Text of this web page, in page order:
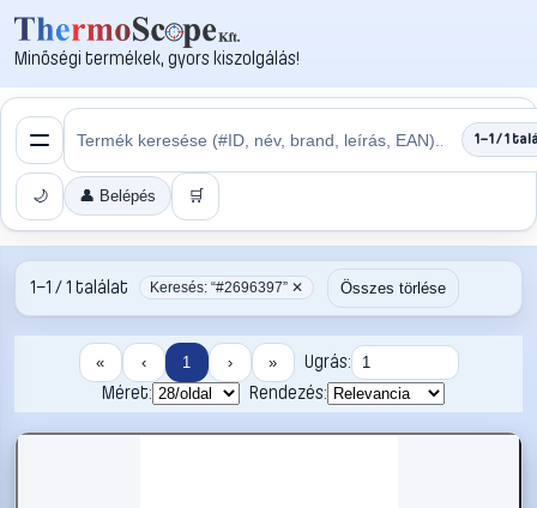
Minőségi termékek, gyors kiszolgálás!
1–1 / 1
🌙 👤 Belépés 🛒
1–1 / 1 találat Keresés: “#2696397” ✕ Összes törlése
« ‹ 1 › »
Ugrás:
Méret:
Rendezés: